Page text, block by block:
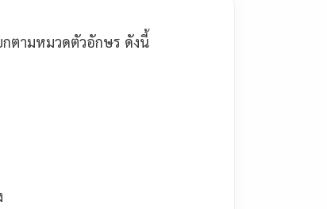
ตามหมวดตัวอักษร ดังนี้